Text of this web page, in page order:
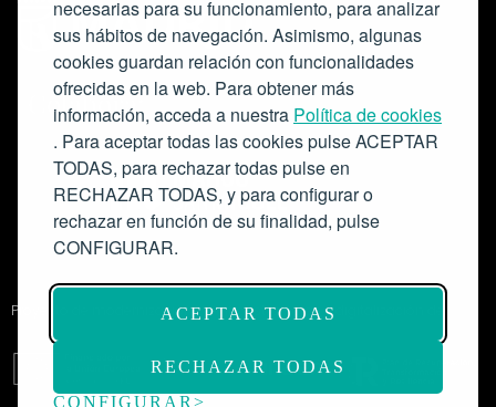
necesarias para su funcionamiento, para analizar
sus hábitos de navegación. Asimismo, algunas
cookies guardan relación con funcionalidades
ofrecidas en la web. Para obtener más
información, acceda a nuestra Política de cookies
. Para aceptar todas las cookies pulse ACEPTAR
TODAS, para rechazar todas pulse en
RECHAZAR TODAS, y para configurar o
rechazar en función de su finalidad, pulse
CONFIGURAR.
ACEPTAR TODAS
RECHAZAR TODAS
CONFIGURAR
Colabora:
Proyecto de modernización de infraestructuras y digitalización del
Salón de Actos del Ateneo de Madrid como espacio escénico-musical.
Subvención: 175.000€